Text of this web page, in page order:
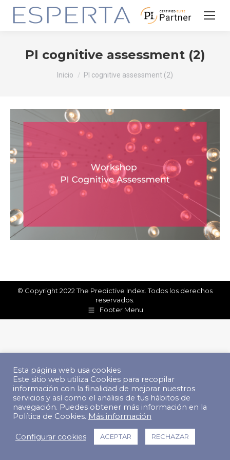
PI cognitive assessment (2)
Estás aquí:
Inicio PI cognitive assessment (2)
© Copyright 2022 The Predictive Index. Todos los derechos
reservados.
Footer Menu
Esta página web usa cookies
Este sitio web utiliza Cookies para recopilar
información con la finalidad de mejorar nuestros
servicios y así como el análisis de tus hábitos de
navegación. Puedes obtener más información en la
Política de Cookies. Más información
Configurar cookies ACEPTAR RECHAZAR